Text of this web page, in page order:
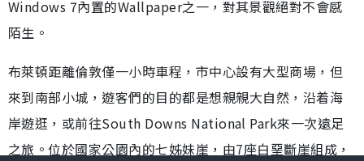
Windows 7內置的Wallpaper之一，對其景觀絕對不會感
陌生。
布萊頓距離倫敦僅一小時車程，市中心設有大型商場，但
來到南部小城，遊客們的目的都是想親親大自然，沿着海
岸遊逛，或前往South Downs National Park來一次遠足
之旅。位於國家公園內的七姊妹崖，由7座白堊斷崖組成，